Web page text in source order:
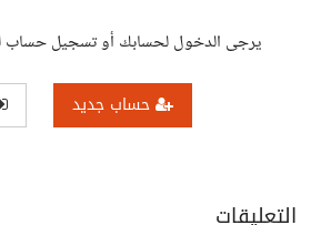
يرجى الدخول لحسابك أو تسجيل حساب
حساب جديد
التعليقات